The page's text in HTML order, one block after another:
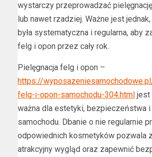
wystarczy przeprowadzać
lub nawet rzadziej. Ważne jest
była systematyczna i regularna, aby
felg i opon przez cały rok.
Pielęgnacja felg i opon –
https://
felg-i-opon-samochodu-304.html jest
ważna dla estetyki, bezpieczeństwa i
samochodu. Dbanie o nie regularnie
odpowiednich kosmetyków pozwala
atrakcyjny wygląd oraz zapewnić